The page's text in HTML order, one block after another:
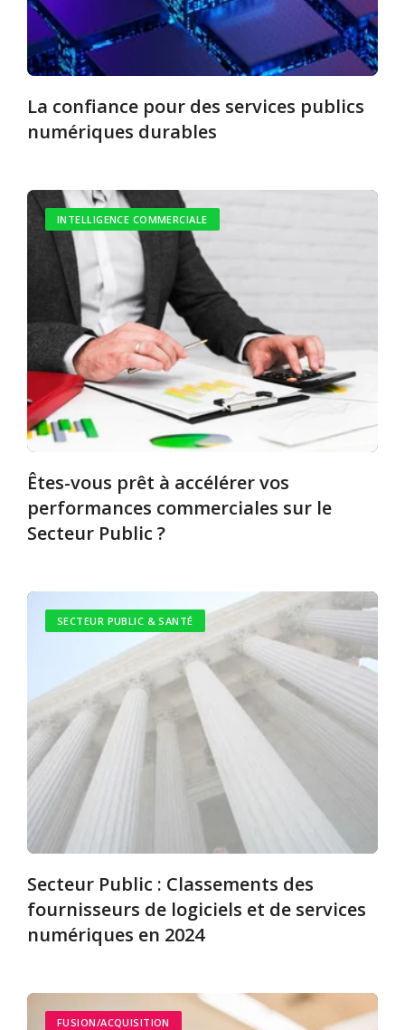
La confiance pour des services publics
numériques durables
INTELLIGENCE COMMERCIALE
Êtes-vous prêt à accélérer vos
performances commerciales sur le
Secteur Public ?
SECTEUR PUBLIC & SANTÉ
Secteur Public : Classements des
fournisseurs de logiciels et de services
numériques en 2024
FUSION/ACQUISITION